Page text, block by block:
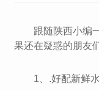
跟随陕西小编
果还在疑惑的朋友
1、.好配新鲜